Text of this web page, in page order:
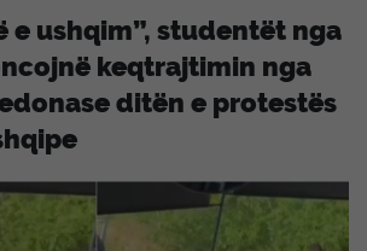
e ushqim”, studentët nga
keqtrajtimin nga
ditën e protestës